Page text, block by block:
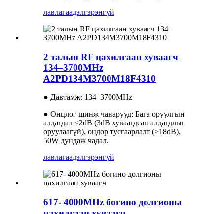
лавлагаадэлгэрэнгүй
2 талын RF цахилгаан хуваагч
134–3700MHz
A2PD134M3700M18F4310
● Давтамж: 134–3700MHz
● Онцлог шинж чанарууд: Бага оруулгын
алдагдал ≤2dB (3dB хуваагдсан алдагдлыг
оруулаагүй), өндөр тусгаарлалт (≥18dB),
50W дундаж чадал.
лавлагаадэлгэрэнгүй
617- 4000MHz богино долгионы